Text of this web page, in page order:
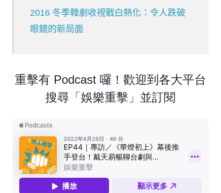
2016 冬季韓劇收視戰白熱化：令人跌破
眼鏡的新局面
重擊有 Podcast 囉！歡迎到各大平台
搜尋「娛樂重擊」並訂閱